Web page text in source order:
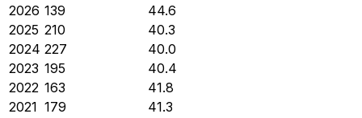
2026 139
44.6
2025 210
40.3
2024 227
40.0
2023 195
40.4
2022 163
41.8
2021 179
41.3